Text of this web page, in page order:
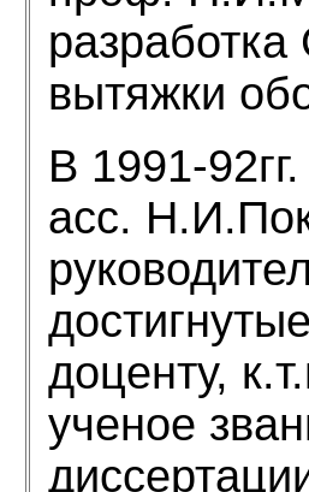
вытяжки
В 1991-
асс.
доценту,
ученое